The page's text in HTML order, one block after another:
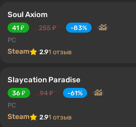
Soul Axiom
41 ₽ 255 ₽
-83%
PC
Steam 2.91 отзыв
Slaycation Paradise
36 ₽ 94 ₽
-61%
PC
Steam 2.91 отзыв